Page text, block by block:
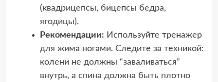
(квадрицепсы, бицепсы бедра,
ягодицы).
Рекомендации: Используйте тренажер
для жима ногами. Следите за техникой:
колени не должны “заваливаться”
внутрь, а спина должна быть плотно